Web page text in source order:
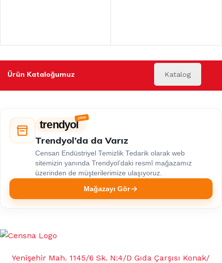
Ürün Kataloğumuz Katalog
trendyol
Trendyol’da da Varız
Censan Endüstriyel Temizlik Tedarik olarak web
sitemizin yanında Trendyol’daki resmî mağazamız
üzerinden de müşterilerimize ulaşıyoruz.
Mağazayı Gör
Yenişehir Mah. 1145/6 Sk. N:4/D Gıda Çarşısı Konak/